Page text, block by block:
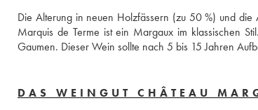
Die Alterung in neuen Holzfässern (zu 50 %) und
Marquis de Terme ist ein Margaux im klassischen
Gaumen. Dieser Wein sollte nach 5 bis 15 Jahren
DAS WEINGUT CHÂTEAU